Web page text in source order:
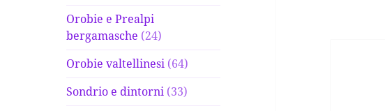
Orobie e Prealpi
bergamasche (24)
Orobie valtellinesi (64)
Sondrio e dintorni (33)